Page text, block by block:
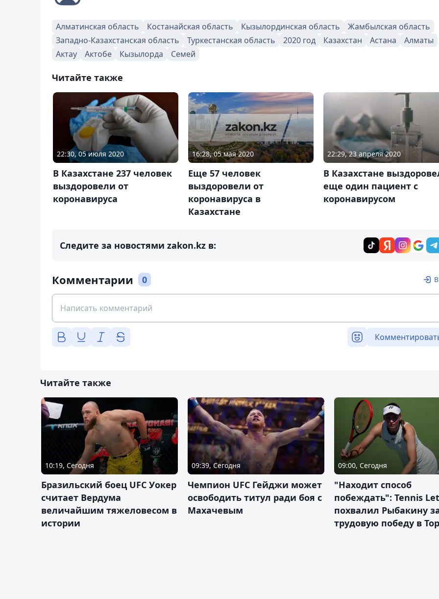
Алматинская область Костанайская область Кызылординская область
Жамбылская область
Западно-Казахстанская область
Туркестанская область 2020 год Казахстан Астана
Алматы
Актау
Актобе Кызылорда Семей
Читайте также
22:30, 05 июля 2020
В Казахстане 237 человек
выздоровели от
коронавируса
16:28, 05 мая 2020
Еще 57 человек
выздоровели от
коронавируса в
Казахстане
22:29, 23 апреля 2020
В Казахстане
еще один пациент с
коронавирусом
Следите за новостями zakon.kz в:
Комментарии 0
Читайте также
10:19, Сегодня
Бразильский боец UFC Уокер
считает Вердума
величайшим тяжеловесом в
истории
09:39, Сегодня
Чемпион UFC Гейджи может
освободить титул ради боя с
Махачевым
09:00, Сегодня
"Находит способ
побеждать": Tennis
похвалил Рыбакину
трудовую победу в